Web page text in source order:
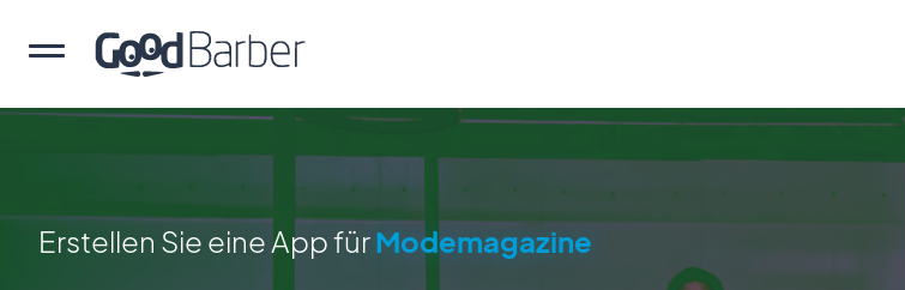
Erstellen Sie eine App fürModemagazine